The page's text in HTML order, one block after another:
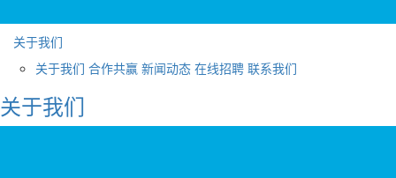
关于我们
关于我们 合作共赢 新闻动态 在线招聘 联系我们
关于我们